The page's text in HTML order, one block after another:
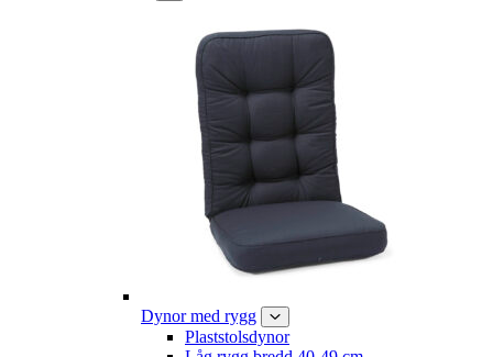
Dynor med rygg
Plaststolsdynor